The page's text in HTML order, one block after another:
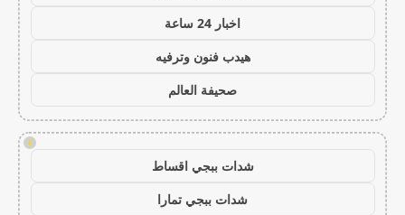
اخبار 24 ساعة
هيدب فنون وترفيه
صحيفة العالم
!
شدات ببجي اقساط
شدات ببجي تمارا